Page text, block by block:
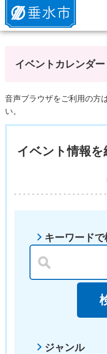
垂水市
イベントカレンダー
音声ブラウザをご利用の方は
い。
イベント情報を
キーワードで
ジャンル